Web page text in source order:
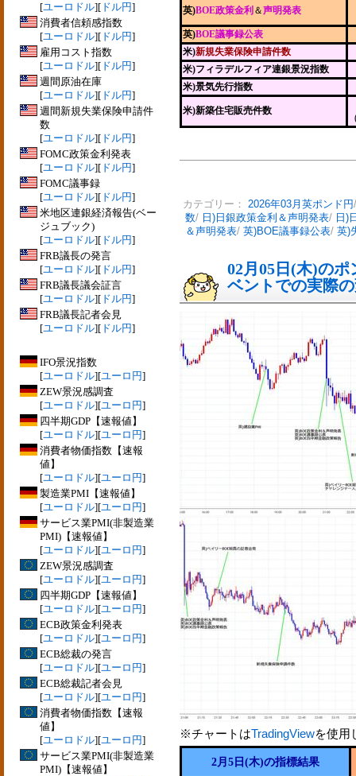
[ユーロドル][ ドル円]
消費者信頼感指数
[ユーロドル][ ドル円]
雇用コスト指数
[ユーロドル][ ドル円]
週間原油在庫
[ユーロドル][ ドル円]
週間新規失業保険申請件
数
[ユーロドル][ ドル円]
FOMC政策金利発表
[ユーロドル][ ドル円]
FOMC議事録
[ユーロドル][ ドル円]
米地区連銀経済報告(ベー
ジュブック)
[ユーロドル][ ドル円]
FRB議長の発言
[ユーロドル][ ドル円]
FRB議長議会証言
[ユーロドル][ ドル円]
FRB議長記者会見
[ユーロドル][ ドル円]
IFO景況指数
[ユーロドル][ユーロ円]
ZEW景況感調査
[ユーロドル][ユーロ円]
四半期GDP【速報値】
[ユーロドル][ユーロ円]
消費者物価指数【速報
値】
[ユーロドル][ユーロ円]
製造業PMI【速報値】
[ユーロドル][ユーロ円]
サービス業PMI(非製造業
PMI)【速報値】
[ユーロドル][ユーロ円]
ZEW景況感調査
[ユーロドル][ユーロ円]
四半期GDP【速報値】
[ユーロドル][ユーロ円]
ECB政策金利発表
[ユーロドル][ユーロ円]
ECB総裁の発言
[ユーロドル][ユーロ円]
ECB総裁記者会見
[ユーロドル][ユーロ円]
消費者物価指数【速報
値】
[ユーロドル][ユーロ円]
サービス業PMI(非製造業
PMI)【速報値】
英)BOE政策金利 ＆声明発表
英)BOE議事録公表
米)新規失業保険申請件数
米)フィラデルフィア連銀景況指数
米)景気先行指数
米)新築住宅販売件数
カテゴリー： 2026年03月英ポンド円
数/ 日)日銀政策金利＆声明発表/ 日)
＆声明発表/ 英)BOE議事録公表/ 英)
02月05日(木)の
ベントでの実際
※チャートはTradingViewを使用
2月5日(木)の指標結果